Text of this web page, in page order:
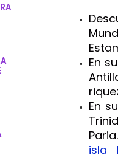
En
En
isla